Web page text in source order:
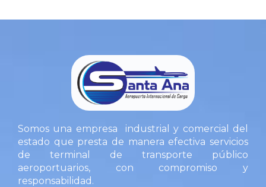
Somos una empresa industrial y comercial del
estado que presta de manera efectiva servicios
de terminal de transporte público
aeroportuarios, con compromiso y
responsabilidad.